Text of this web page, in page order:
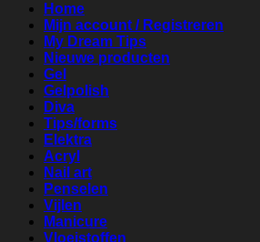
Home
Mijn account / Registreren
My Dream Tips
Nieuwe producten
Gel
Gelpolish
Diva
Tips/forms
Elektra
Acryl
Nail art
Penselen
Vijlen
Manicure
Vloeistoffen